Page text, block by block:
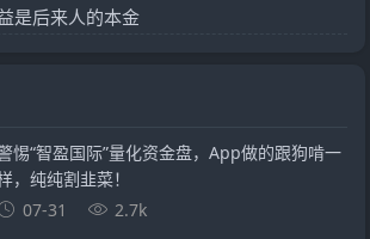
是后来人的本金
惕“智盈国际”量化资金盘，App做的跟狗啃一
，纯纯割韭菜！
07-31
2.7k